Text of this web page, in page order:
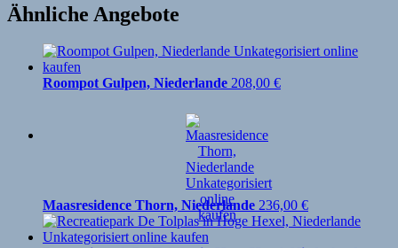
Ähnliche Angebote
Roompot Gulpen, Niederlande 208,00 €
Maasresidence Thorn, Niederlande 236,00 €